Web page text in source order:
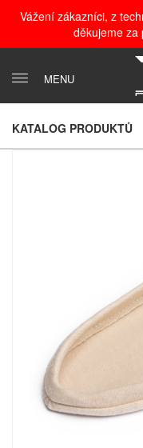
Vážení zákazníci, z
děkujeme za
MENU
KATALOG PRODUKTŮ